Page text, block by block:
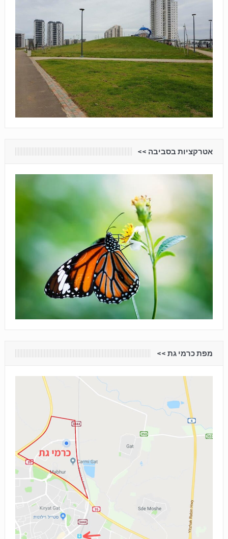
אטרקציות בסביבה <<
מפת כרמי גת <<